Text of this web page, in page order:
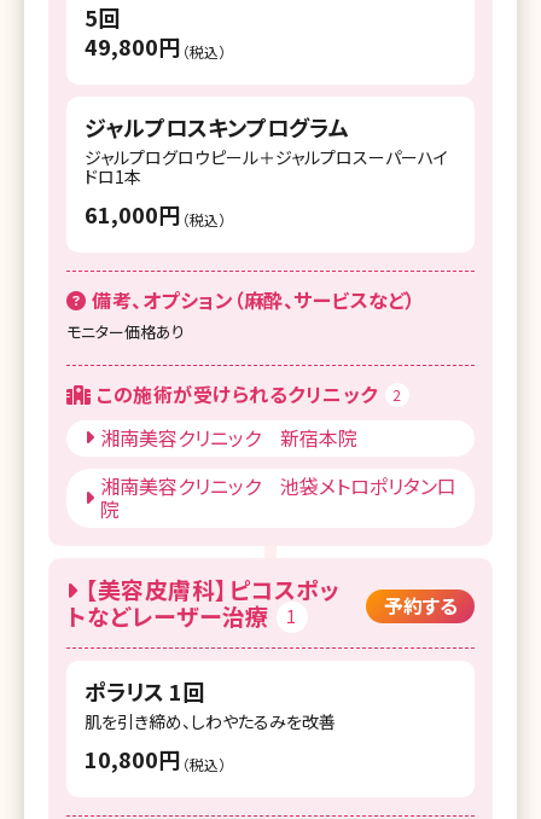
5回
49,800円 （税込）
ジャルプロスキンプログラム
ジャルプログロウピール＋ジャルプロスーパーハイ
ドロ1本
61,000円 （税込）
備考、オプション（麻酔、サービスなど）
モニター価格あり
この施術が受けられるクリニック 2
湘南美容クリニック 新宿本院
湘南美容クリニック 池袋メトロポリタン口
院
【美容皮膚科】ピコスポッ
トなどレーザー治療
1 予約する
ポラリス 1回
肌を引き締め、しわやたるみを改善
10,800円 （税込）